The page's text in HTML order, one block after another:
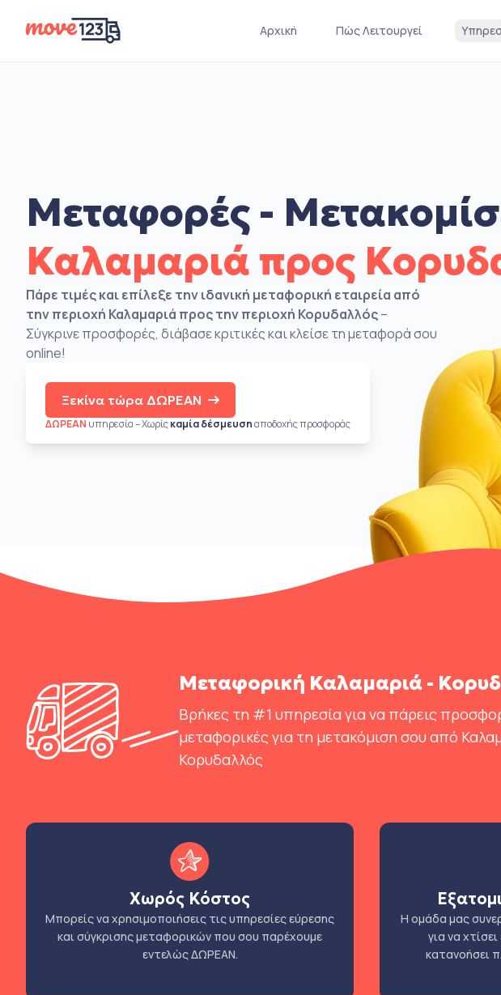
Αρχική Πώς Λειτουργεί
Μεταφορές -
Καλαμαριά προς
Πάρε τιμές και επίλεξε την ιδανική μεταφορική εταιρεία από
την περιοχή Καλαμαριά προς την περιοχή Κορυδαλλός–
Σύγκρινε προσφορές, διάβασε κριτικές και κλείσε τη μεταφορά σου
online!
Ξεκίνα τώρα ΔΩΡΕΑΝ
ΔΩΡΕΑΝ υπηρεσία – Χωρίςκαμία δέσμευσηαποδοχής προσφοράς
Μεταφορική Καλαμαριά -
Βρήκες τη #1 υπηρεσία για να πάρεις
μεταφορικές για τη μετακόμιση σου από
Κορυδαλλός
Χωρός Κόστος
Μπορείς να χρησιμοποιήσεις τις υπηρεσίες εύρεσης
και σύγκρισης μεταφορικών που σου παρέχουμε
εντελώς ΔΩΡΕΑΝ.
Η ομάδα μας
για να
κατανοήσει